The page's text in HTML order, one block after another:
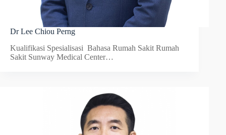
Dr Lee Chiou Perng
Kualifikasi Spesialisasi Bahasa Rumah Sakit Rumah
Sakit Sunway Medical Center…